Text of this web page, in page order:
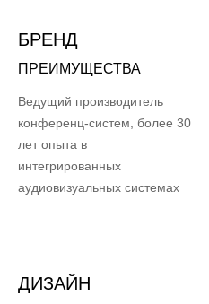
БРЕНД
ПРЕИМУЩЕСТВА
Ведущий производитель
конференц-систем, более 30
лет опыта в
интегрированных
аудиовизуальных системах
ДИЗАЙН